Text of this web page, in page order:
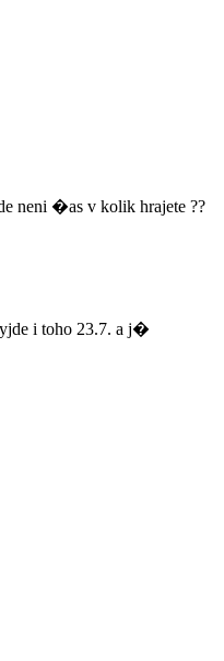
neni �as v kolik hrajete ??
i toho 23.7. a j�